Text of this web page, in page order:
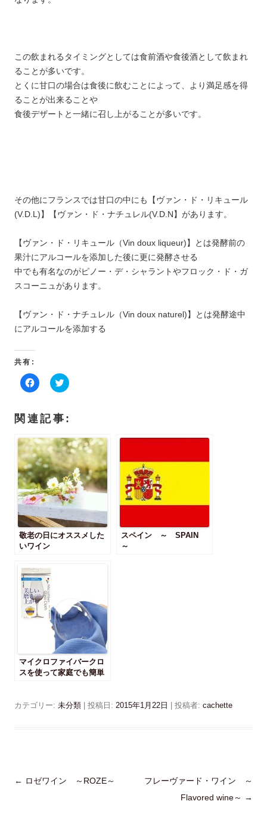
この飲まれるタイミングとしては食前酒や食後酒として飲まれ
ることが多いです。
とくに甘口の場合は食後に飲むことによって、より満足感を得
ることが出来ることや
食後デザートと一緒に召し上がることが多いです。
その他にフランスでは甘口の中にも【ヴァン・ド・リキュール
(V.D.L)】【ヴァン・ド・ナチュレル(V.D.N】があります。
【ヴァン・ド・リキュール（Vin doux liqueur)】とは発酵前の
果汁にアルコールを添加した後に更に発酵させる
中でも有名なのがピノー・デ・シャラントやフロック・ド・ガ
スコーニュがあります。
【ヴァン・ド・ナチュレル（Vin doux naturel)】とは発酵途中
にアルコールを添加する
共有:
F
a
b
o
k
で
共
有
す
る
に
は
ク
リ
ク
し
て
く
だ
い
(
新
し
い
ウ
ィ
ン
開
き
ま
す
ク
リ
て
w
i
t
t
e
r
で
共
有
(
新
し
い
ウ
す
)
関連記事:
敬老の日にオススメした
いワイン
スペイン ～ SPAIN
～
マイクロファイバークロ
スを使って家庭でも簡単
カテゴリー: 未分類 | 投稿日: 2015年1月22日 投稿者: cachette
投
← ロゼワイン ～ROZE～
フレーヴァード・ワイン ～
Flavored wine～ →